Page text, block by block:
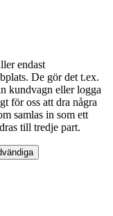
endast
De gör det t.ex.
kundvagn eller logga
för oss att dra några
samlas in som ett
till tredje part.